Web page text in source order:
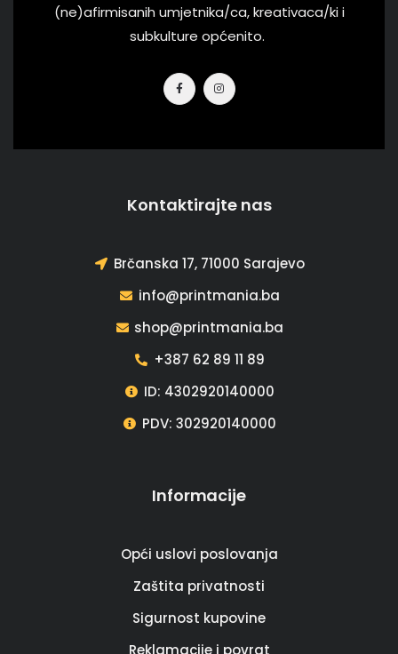
(ne)afirmisanih umjetnika/ca, kreativaca/ki i
subkulture općenito.
Kontaktirajte nas
Brčanska 17, 71000 Sarajevo
info@printmania.ba
shop@printmania.ba
+387 62 89 11 89
ID: 4302920140000
PDV: 302920140000
Informacije
Opći uslovi poslovanja
Zaštita privatnosti
Sigurnost kupovine
Reklamacije i povrat